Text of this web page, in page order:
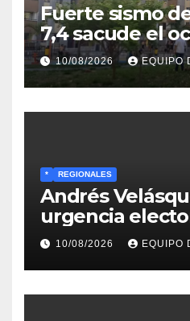
Fuerte sismo
7,4 sacude el
Colombia y
en Chocó
10/08/2026 EQUIPO
* REGIONALES
Andrés
urgencia
«Sin presión
habrá
10/08/2026 EQUIPO